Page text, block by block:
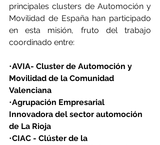
principales clusters de Automoción y
Movilidad de España han participado
en esta misión, fruto del trabajo
coordinado entre:
•AVIA- Cluster de Automoción y
Movilidad de la Comunidad
Valenciana
•Agrupación Empresarial
Innovadora del sector automoción
de La Rioja
•CIAC - Clúster de la